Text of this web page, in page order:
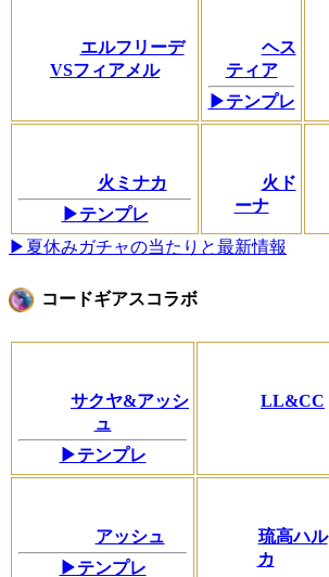
エルフリーデ
VSフィアメル
ヘス
ティア
▶テンプレ
火ミナカ
▶テンプレ
火ド
ーナ
▶夏休みガチャの当たりと最新情報
コードギアスコラボ
サクヤ&アッシ
ュ
▶テンプレ
LL&CC
アッシュ
▶テンプレ
琉高ハル
カ